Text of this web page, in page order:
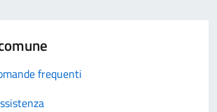
frequenti